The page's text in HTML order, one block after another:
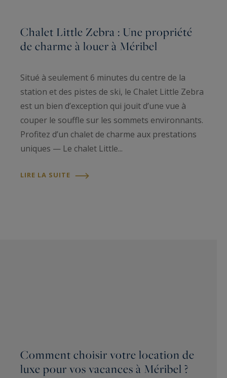
Chalet Little Zebra : Une propriété
de charme à louer à Méribel
Situé à seulement 6 minutes du centre de la
station et des pistes de ski, le Chalet Little Zebra
est un bien d’exception qui jouit d’une vue à
couper le souffle sur les sommets environnants.
Profitez d’un chalet de charme aux prestations
uniques — Le chalet Little...
LIRE LA SUITE
Comment choisir votre location de
luxe pour vos vacances à Méribel ?